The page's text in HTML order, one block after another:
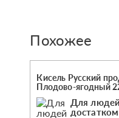
Похожее
Кисель Русский
Плодово-ягодный
Для
достатком